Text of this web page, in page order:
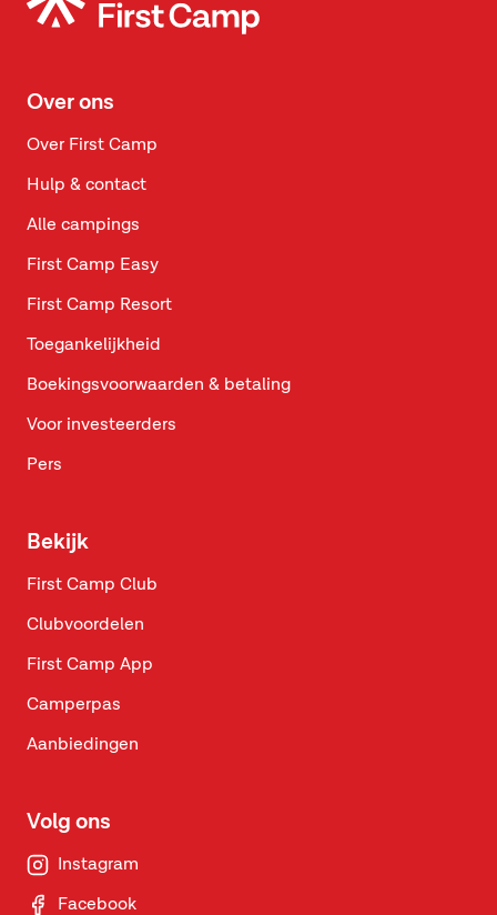
Over ons
Over First Camp
Hulp & contact
Alle campings
First Camp Easy
First Camp Resort
Toegankelijkheid
Boekingsvoorwaarden & betaling
Voor investeerders
Pers
Bekijk
First Camp Club
Clubvoordelen
First Camp App
Camperpas
Aanbiedingen
Volg ons
Instagram
Facebook